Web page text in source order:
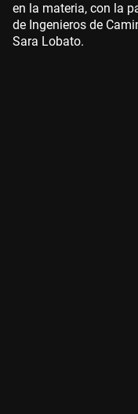
en la materia, con la
de Ingenieros de
Sara Lobato.